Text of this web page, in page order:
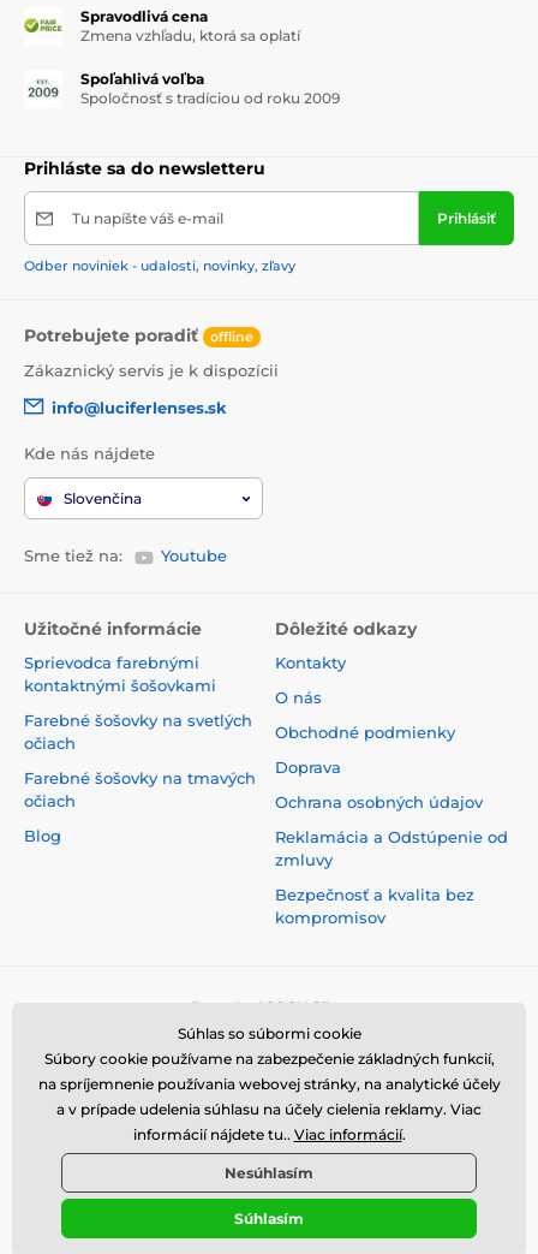
Spravodlivá cena
Zmena vzhľadu, ktorá sa oplatí
Spoľahlivá voľba
Spoločnosť s tradíciou od roku 2009
Prihláste sa do newsletteru
Tu napíšte váš e-mail Prihlásiť
Odber noviniek - udalosti, novinky, zľavy
Potrebujete poradiť offline
Zákaznický servis je k dispozícii
info@luciferlenses.sk
Kde nás nájdete
Slovenčina
Sme tiež na: Youtube
Užitočné informácie
Sprievodca farebnými
kontaktnými šošovkami
Farebné šošovky na svetlých
očiach
Farebné šošovky na tmavých
očiach
Blog
Dôležité odkazy
Kontakty
O nás
Obchodné podmienky
Doprava
Ochrana osobných údajov
Reklamácia a Odstúpenie od
zmluvy
Bezpečnosť a kvalita bez
kompromisov
© 2026 www.luciferlenses.sk ⦁ E-shop vytvorila
Súhlas so súbormi cookie
Súbory cookie používame na zabezpečenie základných funkcií,
na spríjemnenie používania webovej stránky, na analytické účely
a v prípade udelenia súhlasu na účely cielenia reklamy. Viac
informácií nájdete tu.. Viac informácií.
Nesúhlasím
Súhlasím